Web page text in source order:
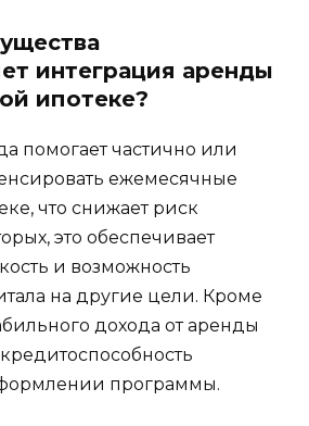
интеграция аренды
ипотеке?
помогает частично или
ежемесячные
что снижает риск
это обеспечивает
и возможность
на другие цели. Кроме
дохода от аренды
программы.